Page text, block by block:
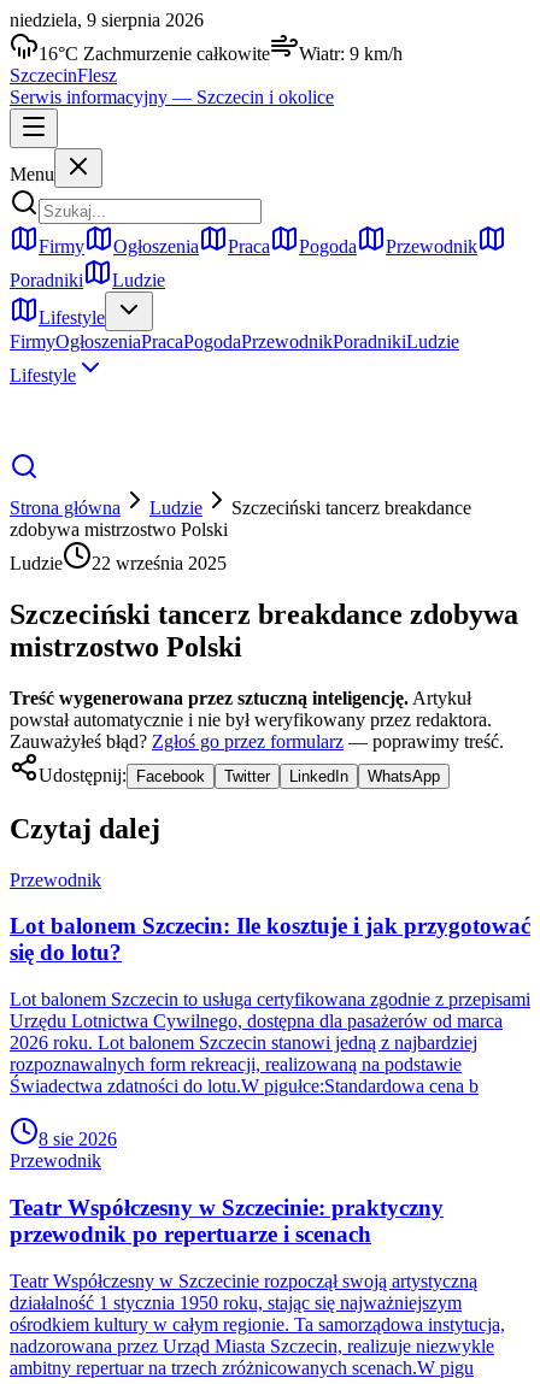
niedziela, 9 sierpnia 2026
16°C Zachmurzenie całkowite Wiatr: 9 km/h
SzczecinFlesz
Serwis informacyjny — Szczecin i okolice
Menu
Firmy Ogłoszenia Praca Pogoda
Przewodnik
Poradniki
Ludzie
Lifestyle
FirmyOgłoszeniaPracaPogodaPrzewodnikPoradnikiLudzie
Lifestyle
Strona główna Ludzie
Szczeciński tancerz breakdance
zdobywa mistrzostwo Polski
Ludzie
22 września 2025
Szczeciński tancerz breakdance zdobywa
mistrzostwo Polski
Treść wygenerowana przez sztuczną inteligencję. Artykuł
powstał automatycznie i nie był weryfikowany przez redaktora.
Zauważyłeś błąd? Zgłoś go przez formularz — poprawimy treść.
Udostępnij:
Facebook Twitter LinkedIn WhatsApp
Czytaj dalej
Przewodnik
Lot balonem Szczecin: Ile kosztuje i jak przygotować
się do lotu?
Lot balonem Szczecin to usługa certyfikowana zgodnie z przepisami
Urzędu Lotnictwa Cywilnego, dostępna dla pasażerów od marca
2026 roku. Lot balonem Szczecin stanowi jedną z najbardziej
rozpoznawalnych form rekreacji, realizowaną na podstawie
Świadectwa zdatności do lotu.W pigułce:Standardowa cena b
8 sie 2026
Przewodnik
Teatr Współczesny w Szczecinie: praktyczny
przewodnik po repertuarze i scenach
Teatr Współczesny w Szczecinie rozpoczął swoją artystyczną
działalność 1 stycznia 1950 roku, stając się najważniejszym
ośrodkiem kultury w całym regionie. Ta samorządowa instytucja,
nadzorowana przez Urząd Miasta Szczecin, realizuje niezwykle
ambitny repertuar na trzech zróżnicowanych scenach.W pigu